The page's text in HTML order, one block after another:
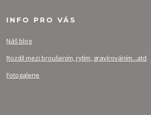
INFO PRO VÁS
Náš blog
Rozdíl mezi broušením, rytím, gravírováním...atd
Fotogalerie